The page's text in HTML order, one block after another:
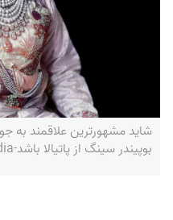
شاید مشهورترین علاقمند به
بوپیندر سینگ از پاتیالا باشد-Historian of Punjab/wikipedia